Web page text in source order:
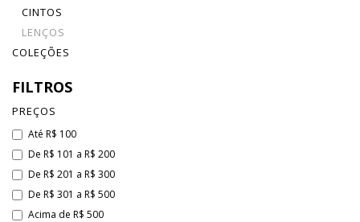
CINTOS
LENÇOS
COLEÇÕES
FILTROS
PREÇOS
Até R$ 100
De R$ 101 a R$ 200
De R$ 201 a R$ 300
De R$ 301 a R$ 500
Acima de R$ 500